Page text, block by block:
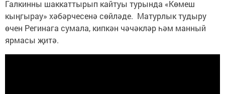
Галкинны шаккаттырып кайтуы турында «Көмеш
кыңгырау» хәбәрчесенә сөйләде. Матурлык тудыру
өчен Регинага сумала, кипкән чәчәкләр һәм манный
ярмасы җитә.